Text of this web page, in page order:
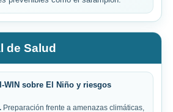
de Salud
WIN sobre El Niño y riesgos
Preparación frente a amenazas climáticas,